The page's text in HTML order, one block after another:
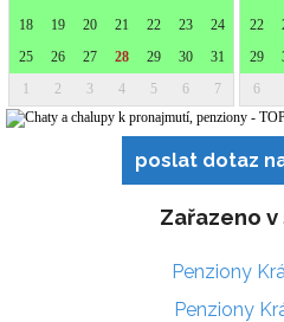
poslat dotaz
Zařazeno
Penziony
Penziony